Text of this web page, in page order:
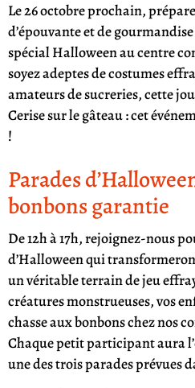
Le 26 octobre prochain,
d’épouvante et de
spécial Halloween au centre
soyez adeptes de costumes
amateurs de sucreries, cette
Cerise sur le gâteau : cet
!
Parades
bonbons garantie
De 12h à 17h, rejoignez-nous
d’Halloween qui
un véritable terrain de jeu
créatures monstrueuses, vos
chasse aux bonbons chez nos
Chaque petit participant aura
une des trois parades prévues